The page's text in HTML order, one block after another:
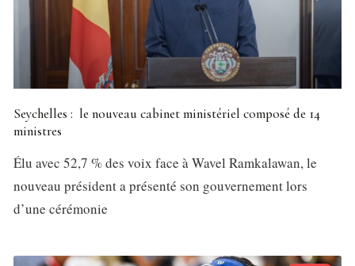
Seychelles : le nouveau cabinet ministériel composé de 14
ministres
Élu avec 52,7 % des voix face à Wavel Ramkalawan, le
nouveau président a présenté son gouvernement lors
d’une cérémonie